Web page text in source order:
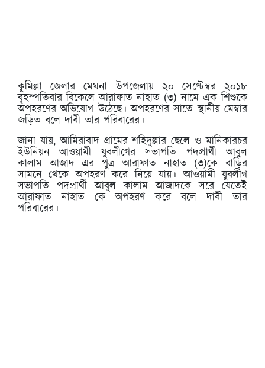
কুমিল্লা জেলার মেঘনা উপজেলায় ২০ সেপ্টেম্বর ২০১৮
বৃহস্পতিবার বিকেলে আরাফাত নাহাত (৩) নামে এক শিশুকে
অপহরণের অভিযোগ উঠেছে। অপহরণের সাতে স্থানীয় মেম্বার
জড়িত বলে দাবী তার পরিবারের।
জানা যায়, আমিরাবাদ গ্রামের শহিদুল্লার ছেলে ও মানিকারচর
ইউনিয়ন আওয়ামী যুবলীগের সভাপতি পদপ্রার্থী আবুল
কালাম আজাদ এর পুত্র আরাফাত নাহাত (৩)কে বাড়ির
সামনে থেকে অপহরণ করে নিয়ে যায়। আওয়ামী যুবলীগ
সভাপতি পদপ্রার্থী আবুল কালাম আজাদকে সরে যেতেই
আরাফাত নাহাত কে অপহরণ করে বলে দাবী তার
পরিবারের।